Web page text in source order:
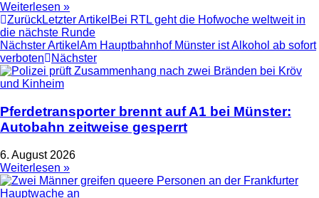
Weiterlesen »
ZurückLetzter Artikel Bei RTL geht die Hofwoche weltweit in
die nächste Runde
Nächster Artikel Am Hauptbahnhof Münster ist Alkohol ab sofort
verboten
Nächster
Pferdetransporter brennt auf A1 bei Münster:
Autobahn zeitweise gesperrt
6. August 2026
Weiterlesen »